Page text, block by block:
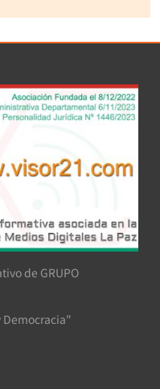
de GRUPO
Democracia"